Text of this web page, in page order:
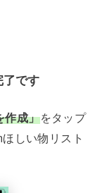
です
作成」をタップ
しい物リスト